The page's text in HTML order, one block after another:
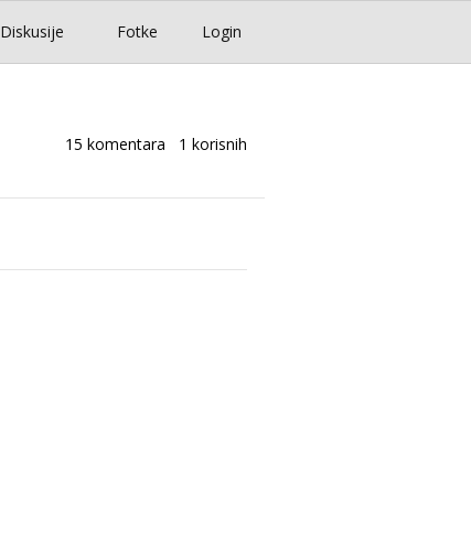
Login
Diskusije Fotke
15 komentara 1 korisnih